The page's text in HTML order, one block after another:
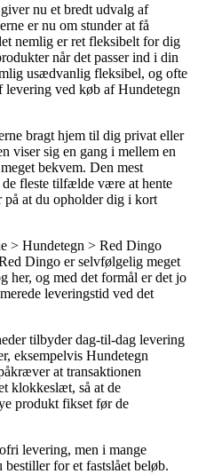
nu et bredt udvalg af
er nu om stunder at få
nemlig er ret fleksibelt for dig
når det passer ind i din
usædvanlig fleksibel, og ofte
levering ved køb af Hundetegn
bragt hjem til dig privat eller
viser sig en gang i mellem en
bekvem. Den mest
fleste tilfælde være at hente
på at du opholder dig i kort
> Hundetegn > Red Dingo
Dingo er selvfølgelig meget
her, og med det formål er det jo
leveringstid ved det
tilbyder dag-til-dag levering
eksempelvis Hundetegn
at transaktionen
klokkeslæt, så at de
produkt fikset før de
levering, men i mange
for et fastslået beløb.